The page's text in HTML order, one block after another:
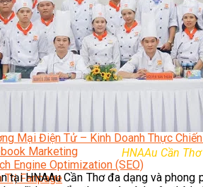
Hàng Khách Sạn
Doanh Khách Sạn
Doanh Nhà Hàng
Doanh Khách Sạn Mini – Homestay –
Kỹ Năng Ngành NH – KS
Đốc Digital Marketing
Viên Social Media
Marketing – Tiktok Ads
Mại Điện Tử – Kinh Doanh Thực
Marketing
Engine Optimization (SEO)
Trị Fanpage
HNAAu Cần
tại HNAAu Cần Thơ đa dạng và